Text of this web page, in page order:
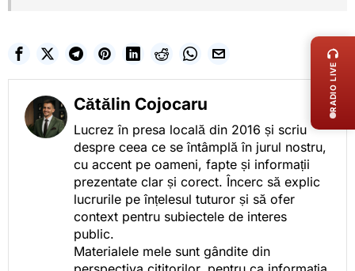
Cătălin Cojocaru
Lucrez în presa locală din 2016 și scriu
despre ceea ce se întâmplă în jurul nostru,
cu accent pe oameni, fapte și informații
prezentate clar și corect. Încerc să explic
lucrurile pe înțelesul tuturor și să ofer
context pentru subiectele de interes
public.
Materialele mele sunt gândite din
RADIO LIVE